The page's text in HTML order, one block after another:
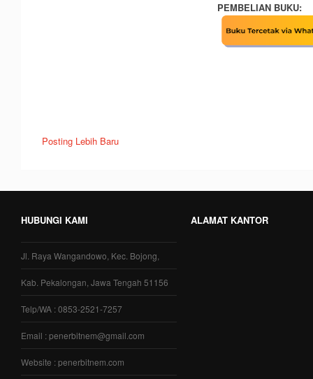
PEMBELIAN BUKU:
Posting Lebih Baru
HUBUNGI KAMI
Jl. Raya Wangandowo, Kec. Bojong,
Kab. Pekalongan, Jawa Tengah 51156
Telp/WA : 0853-2521-7257
Email : penerbitnem@gmail.com
Website : penerbitnem.com
ALAMAT KANTOR